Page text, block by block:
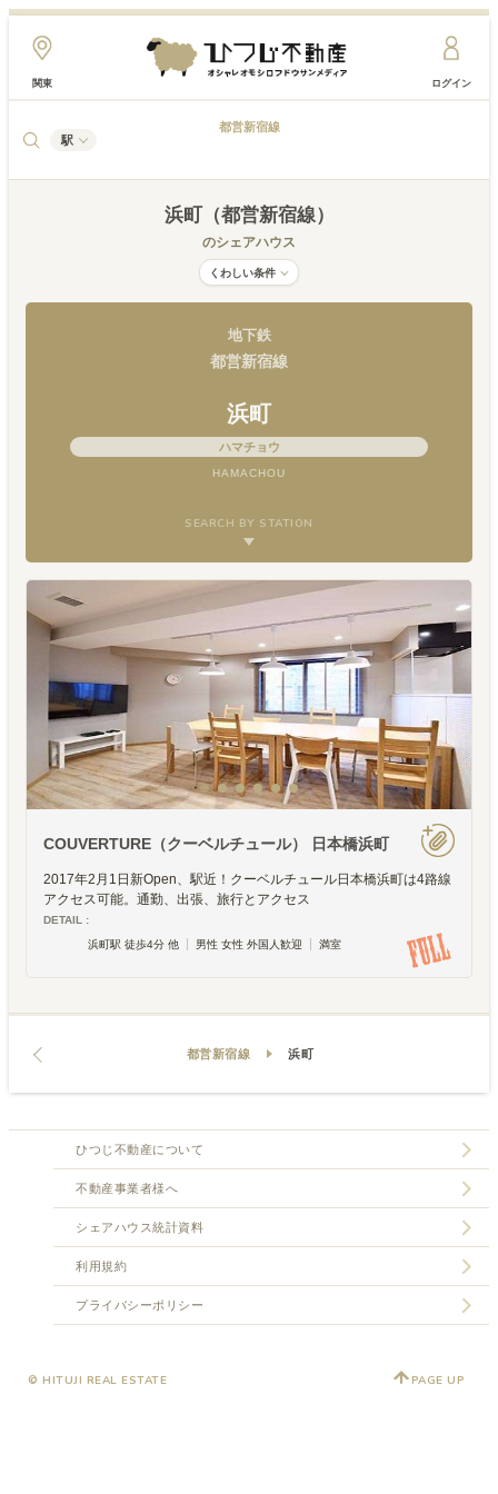
関東 ログイン
駅
都営新宿線
浜町（都営新宿線）
のシェアハウス
くわしい条件
地下鉄
都営新宿線
浜町
ハマチョウ
HAMACHOU
SEARCH BY STATION
COUVERTURE（クーベルチュール） 日本橋浜町
2017年2月1日新Open、駅近！クーベルチュール日本橋浜町は4路線
アクセス可能。通勤、出張、旅行とアクセス
DETAIL :
浜町駅 徒歩4分 他
男性 女性 外国人歓迎 満室
都営新宿線 浜町
ひつじ不動産について
不動産事業者様へ
シェアハウス統計資料
利用規約
プライバシーポリシー
© HITUJI REAL ESTATE PAGE UP